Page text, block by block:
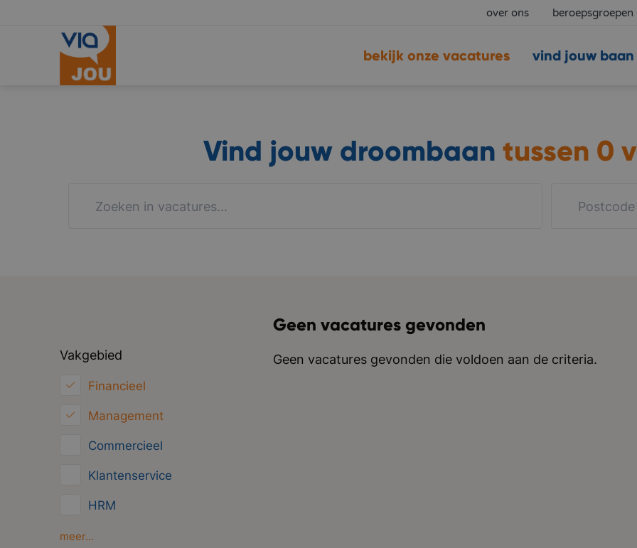
over ons beroepsgroepen
vind jouw baan
bekijk onze vacatures
Vind jouw droombaan tussen 0
Vakgebied
Financieel
Management
Commercieel
Klantenservice
HRM
Inkoop/Logistiek
meer...
Geen vacatures gevonden
Geen vacatures gevonden die voldoen aan de criteria.